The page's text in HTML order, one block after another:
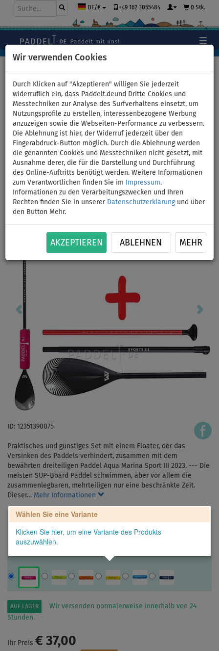
Wir verwenden Cookies
Durch Klicken auf "Akzeptieren" willigen Sie jederzeit
widerruflich ein, dass Paddelt.deund Dritte Cookies und
Messtechniken zur Analyse des Surfverhaltens einsetzt, um
Nutzungsprofile zu erstellen, interessenbezogene Werbung
anzuzeigen sowie die Webseiten-Performance zu verbessern.
Die Ablehnung ist hier, der Widerruf jederzeit über den
Fingerabdruck-Button möglich. Durch die Ablehnung werden
die genannten Cookies und Messtechniken nicht gesetzt, mit
Ausnahme derer, die für die Darstellung und Durchführung
des Online-Auftritts benötigt werden. Weitere Informationen
zum Verantwortlichen finden Sie im
Impressum.
Informationen zu den Verarbeitungszwecken und Ihren
Rechten finden Sie in unserer Datenschutzerklärungund über
den Button Mehr.
AKZEPTIEREN ABLEHNEN MEHR
DE/€ +49 162 3055484 0 Stk.
Set - Paddel Aqua Marina
Sport III Modell 2025 + Floater
- Variante: rosa
BIS
-39 %
AKTION
SETS
Previous Next
ID: 12351390075
Praktisches und günstiges Set mit einem Floater, der das
Versinken des Paddels verhindert, zusammen mit dem
bewährten dreiteiligen Paddel Aqua Marina Sport III 2023. --- Die
meisten SUP-Board Paddel schwimmen, aber vor allem die
zusammenlegbaren, mehrteiligen nur eine beschränkte Zeit.
Dieser… Mehr Informationen
Wählen Sie eine Variante
Klicken Sie hier, um eine Variante des Produkts
auszuwählen.
AUF LAGER
Wir versenden normalerweise innerhalb von 24
Stunden.
Ihr Preis € 37,00